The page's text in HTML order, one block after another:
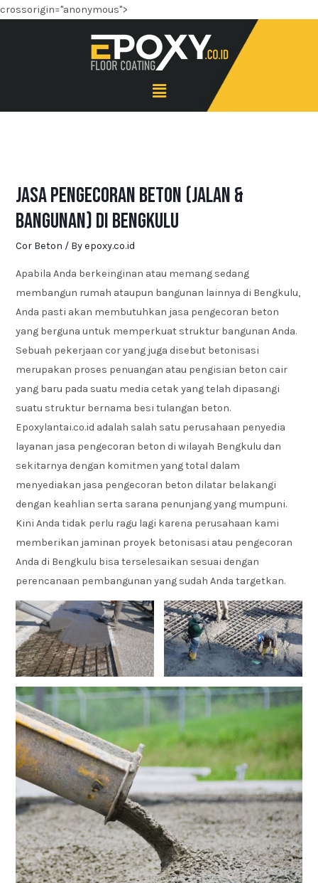
crossorigin="anonymous">
Jasa Pengecoran Beton (Jalan &
Bangunan) di Bengkulu
Cor Beton / Byepoxy.co.id
Apabila Anda berkeinginan atau memang sedang
membangun rumah ataupun bangunan lainnya di Bengkulu,
Anda pasti akan membutuhkan jasa pengecoran beton
yang berguna untuk memperkuat struktur bangunan Anda.
Sebuah pekerjaan cor yang juga disebut betonisasi
merupakan proses penuangan atau pengisian beton cair
yang baru pada suatu media cetak yang telah dipasangi
suatu struktur bernama besi tulangan beton.
Epoxylantai.co.id adalah salah satu perusahaan penyedia
layanan jasa pengecoran beton di wilayah Bengkulu dan
sekitarnya dengan komitmen yang total dalam
menyediakan jasa pengecoran beton dilatar belakangi
dengan keahlian serta sarana penunjang yang mumpuni.
Kini Anda tidak perlu ragu lagi karena perusahaan kami
memberikan jaminan proyek betonisasi atau pengecoran
Anda di Bengkulu bisa terselesaikan sesuai dengan
perencanaan pembangunan yang sudah Anda targetkan.